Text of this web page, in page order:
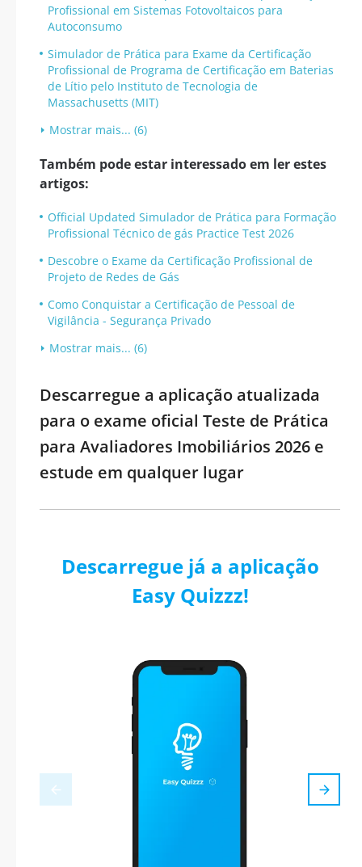
Profissional em Sistemas Fotovoltaicos para
Autoconsumo
Simulador de Prática para Exame da Certificação
Profissional de Programa de Certificação em Baterias
de Lítio pelo Instituto de Tecnologia de
Massachusetts (MIT)
Mostrar mais... (6)
Também pode estar interessado em ler estes
artigos:
Official Updated Simulador de Prática para Formação
Profissional Técnico de gás Practice Test 2026
Descobre o Exame da Certificação Profissional de
Projeto de Redes de Gás
Como Conquistar a Certificação de Pessoal de
Vigilância - Segurança Privado
Mostrar mais... (6)
Descarregue a aplicação atualizada
para o exame oficial Teste de Prática
para Avaliadores Imobiliários 2026 e
estude em qualquer lugar
Descarregue já a aplicação
Easy Quizzz!